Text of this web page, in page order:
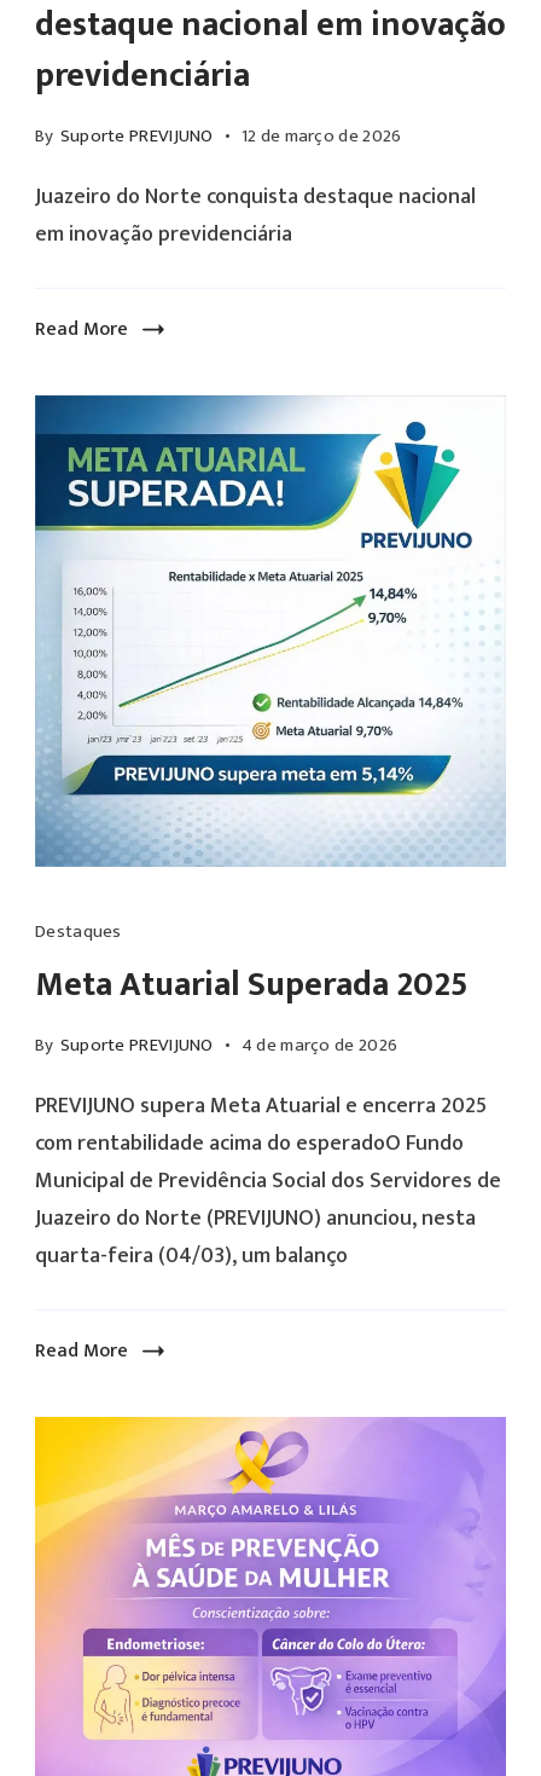
destaque nacional em inovação
previdenciária
By Suporte PREVIJUNO 12 de março de 2026
Juazeiro do Norte conquista destaque nacional
em inovação previdenciária
Read More
supera
Meta
e
2025
com
rentabilidade
acima
do
O
Municipal
Previdência
Social
dos
Servidores
Juazeiro
Destaques
Meta Atuarial Superada 2025
By Suporte PREVIJUNO 4 de março de 2026
PREVIJUNO supera Meta Atuarial e encerra 2025
com rentabilidade acima do esperadoO Fundo
Municipal de Previdência Social dos Servidores de
Juazeiro do Norte (PREVIJUNO) anunciou, nesta
quarta-feira (04/03), um balanço
Read More